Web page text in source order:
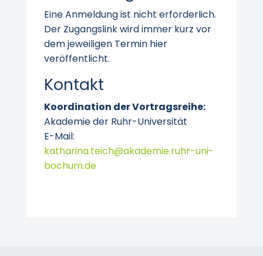
Eine Anmeldung ist nicht erforderlich.
Der Zugangslink wird immer kurz vor
dem jeweiligen Termin hier
veröffentlicht.
Kontakt
Koordination der Vortragsreihe:
Akademie der Ruhr-Universität
E-Mail:
katharina.teich@akademie.ruhr-uni-
bochum.de